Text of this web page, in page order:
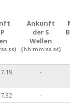
Ankunft
der S
Wellen
(hh:mm:ss.ss)
-
-